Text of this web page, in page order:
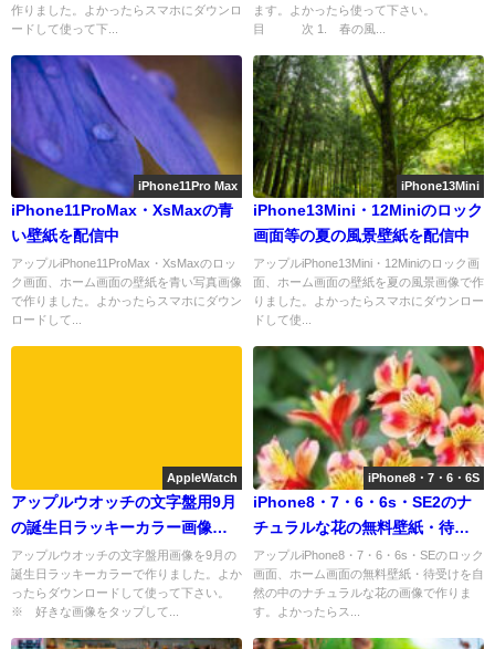
作りました。よかったらスマホにダウンロ
ードして使って下...
ます。よかったら使って下さい。
目 次 1. 春の風...
iPhone11Pro Max
iPhone11ProMax・XsMaxの青
い壁紙を配信中
アップルiPhone11ProMax・XsMaxのロッ
ク画面、ホーム画面の壁紙を青い写真画像
で作りました。よかったらスマホにダウン
ロードして...
iPhone13Mini
iPhone13Mini・12Miniのロック
画面等の夏の風景壁紙を配信中
アップルiPhone13Mini・12Miniのロック画
面、ホーム画面の壁紙を夏の風景画像で作
りました。よかったらスマホにダウンロー
ドして使...
AppleWatch
アップルウオッチの文字盤用9月
の誕生日ラッキーカラー画像を
配信中
アップルウオッチの文字盤用画像を9月の
誕生日ラッキーカラーで作りました。よか
ったらダウンロードして使って下さい。
※ 好きな画像をタップして...
iPhone8・7・6・6S
iPhone8・7・6・6s・SE2のナ
チュラルな花の無料壁紙・待受
けを配信中
アップルiPhone8・7・6・6s・SEのロック
画面、ホーム画面の無料壁紙・待受けを自
然の中のナチュラルな花の画像で作りま
す。よかったらス...